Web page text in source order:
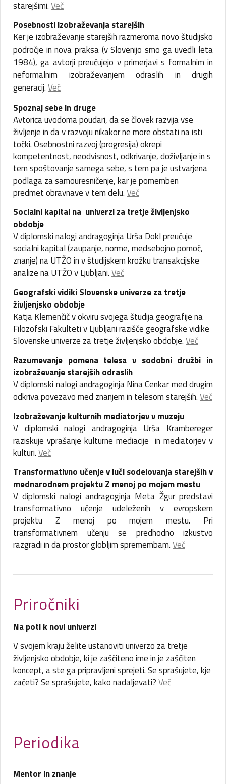
starejšimi.Več
Posebnosti izobraževanja starejših
Ker je izobraževanje starejših razmeroma novo študijsko
področje in nova praksa (v Slovenijo smo ga uvedli leta
1984), ga avtorji preučujejo v primerjavi s formalnim in
neformalnim izobraževanjem odraslih in drugih
generacij.Več
Spoznaj sebe in druge
Avtorica uvodoma poudari, da se človek razvija vse
življenje in da v razvoju nikakor ne more obstati na isti
točki. Osebnostni razvoj (progresija) okrepi
kompetentnost, neodvisnost, odkrivanje, doživljanje in s
tem spoštovanje samega sebe, s tem pa je ustvarjena
podlaga za samouresničenje, kar je pomemben
predmet obravnave v tem delu.Več
Socialni kapital na univerzi za tretje življenjsko
obdobje
V diplomski nalogi andragoginja Urša Dokl preučuje
socialni kapital (zaupanje, norme, medsebojno pomoč,
znanje) na UTŽO in v študijskem krožku transakcijske
analize na UTŽO v Ljubljani.Več
Geografski vidiki Slovenske univerze za tretje
življenjsko obdobje
Katja Klemenčič v okviru svojega študija geografije na
Filozofski Fakulteti v Ljubljani razišče geografske vidike
Slovenske univerze za tretje življenjsko obdobje.Več
Razumevanje pomena telesa v sodobni družbi in
izobraževanje starejših odraslih
V diplomski nalogi andragoginja Nina Cenkar med drugim
odkriva povezavo med znanjem in telesom starejših.Več
Izobraževanje kulturnih mediatorjev v muzeju
V diplomski nalogi andragoginja Urša Krambereger
raziskuje vprašanje kulturne mediacije in mediatorjev v
kulturi.Več
Transformativno učenje v luči sodelovanja starejših v
mednarodnem projektu Z menoj po mojem mestu
V diplomski nalogi andragoginja Meta Žgur predstavi
transformativno učenje udeleženih v evropskem
projektu Z menoj po mojem mestu. Pri
transformativnem učenju se predhodno izkustvo
razgradi in da prostor globljim spremembam.Več
Priročniki
Na poti k novi univerzi
V svojem kraju želite ustanoviti univerzo za tretje
življenjsko obdobje, ki je zaščiteno ime in je zaščiten
koncept, a ste ga pripravljeni sprejeti. Se sprašujete, kje
začeti? Se sprašujete, kako nadaljevati?Več
Periodika
Mentor in znanje